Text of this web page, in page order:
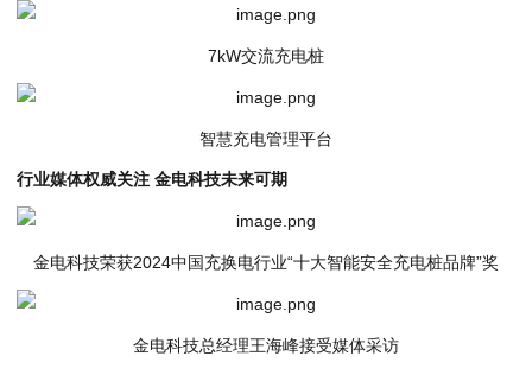
7kW交流充电桩
智慧充电管理平台
行业媒体权威关注 金电科技未来可期
金电科技荣获2024中国充换电行业“十大智能安全充电桩品牌”奖
金电科技总经理王海峰接受媒体采访